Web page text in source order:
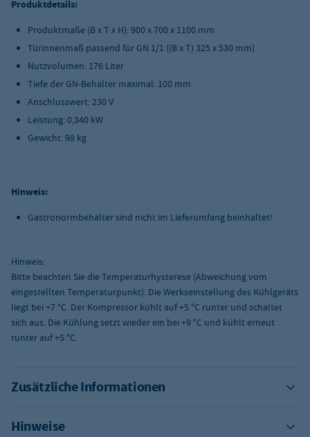
Produktdetails:
Produktmaße (B x T x H): 900 x 700 x 1100 mm
Türinnenmaß passend für GN 1/1 ((B x T) 325 x 530 mm)
Nutzvolumen: 176 Liter
Tiefe der GN-Behälter maximal: 100 mm
Anschlusswert: 230 V
Leistung: 0,340 kW
Gewicht: 98 kg
Hinweis:
Gastronormbehälter sind nicht im Lieferumfang beinhaltet!
Hinweis:
Bitte beachten Sie die Temperaturhysterese (Abweichung vom
eingestellten Temperaturpunkt). Die Werkseinstellung des Kühlgeräts
liegt bei +7 °C. Der Kompressor kühlt auf +5 °C runter und schaltet
sich aus. Die Kühlung setzt wieder ein bei +9 °C und kühlt erneut
runter auf +5 °C.
Zusätzliche Informationen
Hinweise